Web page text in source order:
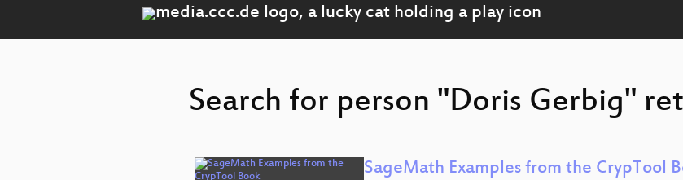
Search for person "Doris Gerbig"
SageMath Examples from the CrypTool